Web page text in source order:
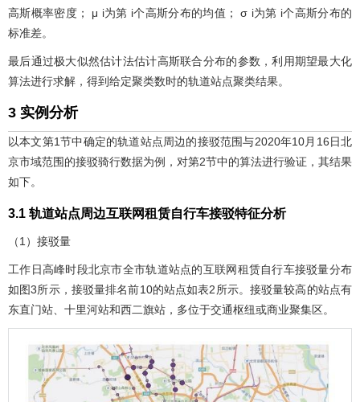
高斯概率密度；
μ i为第 i个高斯分布的均值； σ i为第 i个高斯分布的
标准差。
最后通过极大似然估计法估计高斯联合分布的参数，利用期望最大化
算法进行求解，得到给定聚类数时的轨道站点聚类结果。
3 实例分析
以本文第1节中确定的轨道站点周边的接驳范围与2020年10月16日北
京市域范围的接驳骑行数据为例，对第2节中的算法进行验证，其结果
如下。
3.1 轨道站点周边互联网租赁自行车接驳特征分析
（1）接驳量
工作日高峰时段北京市全市轨道站点的互联网租赁自行车接驳量分布
如图3所示，接驳量排名前10的站点如表2所示。接驳量较高的站点有
东直门站、十里河站和西二旗站，多位于交通枢纽或商业聚集区。